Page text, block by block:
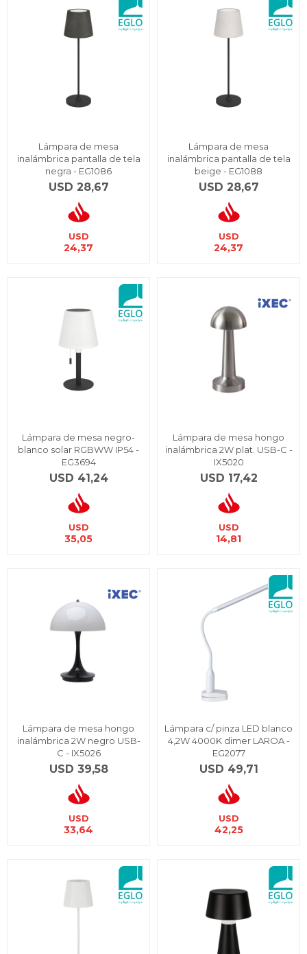
Lámpara de mesa
inalámbrica pantalla de tela
negra - EG1086
USD 28,67
USD
24,37
Lámpara de mesa
inalámbrica pantalla de tela
beige - EG1088
USD 28,67
USD
24,37
Lámpara de mesa negro-
blanco solar RGBWW IP54 -
EG3694
USD 41,24
USD
35,05
Lámpara de mesa hongo
inalámbrica 2W plat. USB-C -
IX5020
USD 17,42
USD
14,81
Lámpara de mesa hongo
inalámbrica 2W negro USB-
C - IX5026
USD 39,58
USD
33,64
Lámpara c/ pinza LED blanco
4,2W 4000K dimer LAROA -
EG2077
USD 49,71
USD
42,25